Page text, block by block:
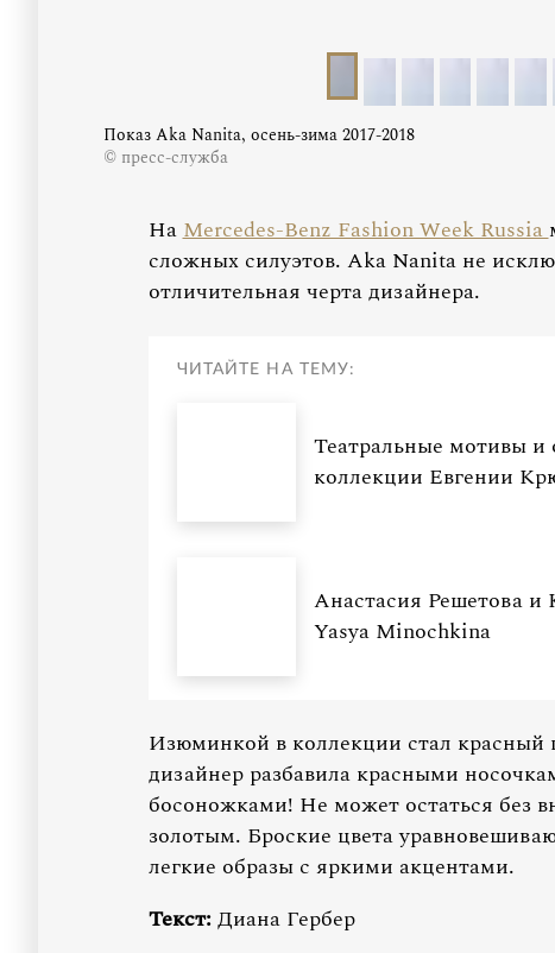
Показ Aka Nanita, осень-зима 2017-2018
© пресс-служба
НаMercedes-Benz Fashion Week Russia
сложных силуэтов. Aka Nanita не
отличительная черта дизайнера.
ЧИТАЙТЕ НА ТЕМУ:
Театральные мотивы
коллекции Евгении
Анастасия Решетова и
Yasya Minochkina
Изюминкой в коллекции стал
дизайнер разбавила красными
босоножками! Не может остаться без
золотым. Броские цвета
легкие образы с яркими акцентами.
Текст:Диана Гербер